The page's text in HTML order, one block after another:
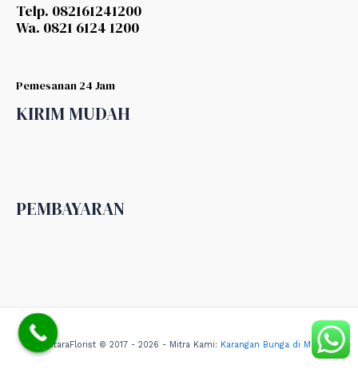
Telp. 082161241200
Wa. 0821 6124 1200
Pemesanan 24 Jam
KIRIM MUDAH
PEMBAYARAN
NusantaraFlorist © 2017 - 2026 - Mitra Kami: Karangan Bunga di Medan